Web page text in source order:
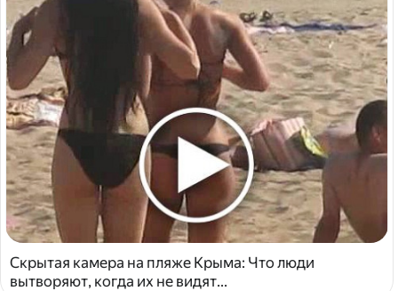
Скрытая камера на пляже Крыма: Что люди
вытворяют, когда их не видят...